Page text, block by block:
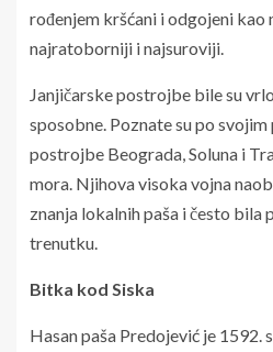
rođenjem kršćani i odgojeni kao
najratoborniji i najsuroviji.
Janjičarske postrojbe bile su
sposobne. Poznate su po
postrojbe Beograda, Soluna i
mora. Njihova visoka vojna
znanja lokalnih paša i često bila
trenutku.
Bitka kod Siska
Hasan paša Predojević je 1592.